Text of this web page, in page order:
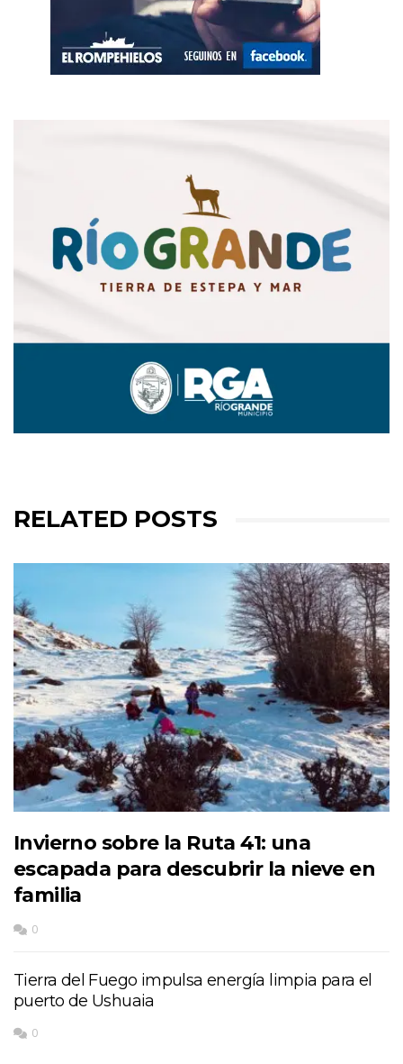
RELATED POSTS
Invierno sobre la Ruta 41: una
escapada para descubrir la nieve en
familia
0
Tierra del Fuego impulsa energía limpia para el
puerto de Ushuaia
0